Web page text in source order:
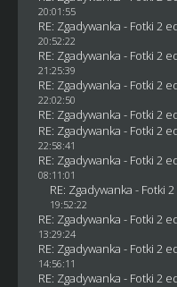
20:01:55
RE: Zgadywanka - Fotki 2
20:52:22
RE: Zgadywanka - Fotki 2
21:25:39
RE: Zgadywanka - Fotki 2
22:02:50
RE: Zgadywanka - Fotki 2
RE: Zgadywanka - Fotki 2
22:58:41
RE: Zgadywanka - Fotki 2
08:11:01
RE: Zgadywanka - Fotki
19:52:22
RE: Zgadywanka - Fotki 2
13:29:24
RE: Zgadywanka - Fotki 2
14:56:11
RE: Zgadywanka - Fotki 2